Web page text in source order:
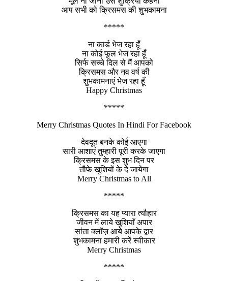
आप सभी को क्रिसमस की शुभकामना
*****
ना कार्ड भेज रहा हूँ
ना कोई फूल भेज रहा हूँ
सिर्फ सच्चे दिल से मैं आपको
क्रिसमस और नव वर्ष की
शुभकामनाएं भेज रहा हूँ
Happy Christmas
*****
Merry Christmas Quotes In Hindi For Facebook
देवदूत बनके कोई आएगा
सारी आशाएं तुम्हारी पूरी करके जाएगा
क्रिसमस के इस शुभ दिन पर
तौफे खुशियों के दे जायेगा
Merry Christmas to All
*****
क्रिसमस का यह प्यारा त्यौहार
जीवन में लाये खुशियाँ अपार
सांता क्लॉज़ आये आपके द्वार
शुभकामना हमारी करें स्वीकार
Merry Christmas
*****